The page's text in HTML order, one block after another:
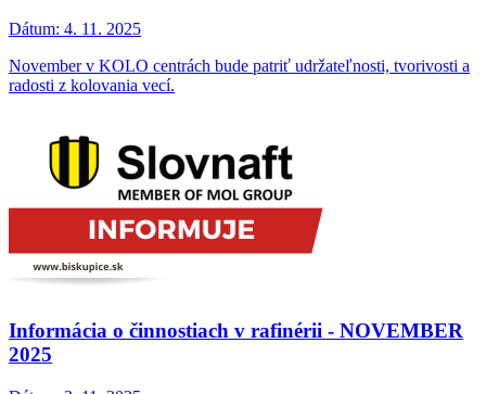
Dátum: 4. 11. 2025
November v KOLO centrách bude patriť udržateľnosti, tvorivosti a
radosti z kolovania vecí.
Informácia o činnostiach v rafinérii - NOVEMBER
2025